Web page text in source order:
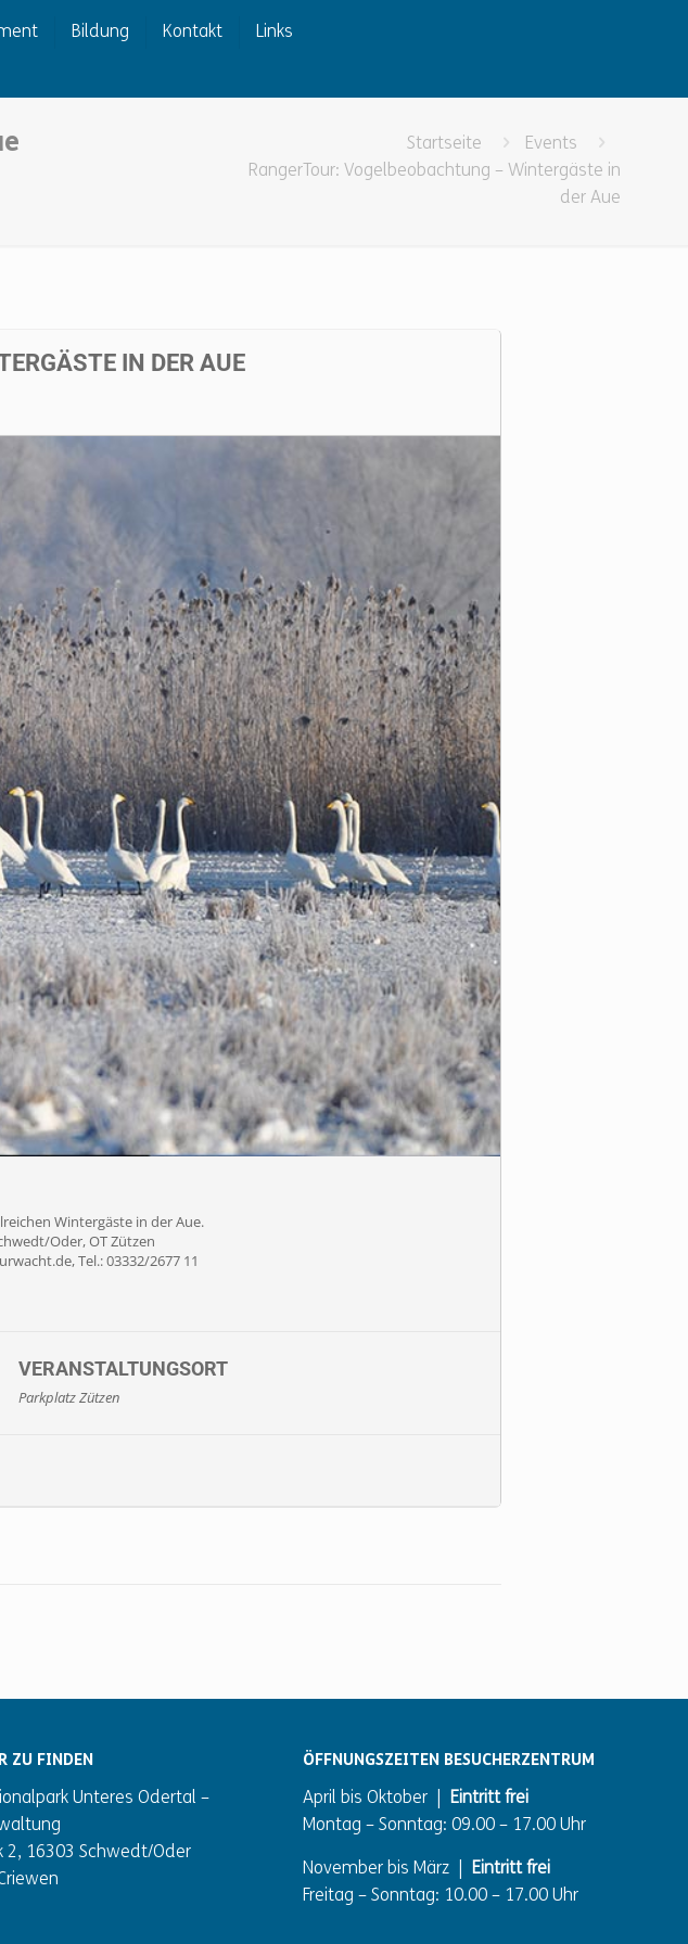
Bildung Kontakt Links
Startseite
Events
RangerTour: Vogelbeobachtung – Wintergäste in
der Aue
IN DER AUE
Wintergäste in der Aue.
Oder, OT Zützen
Tel.: 03332/2677 11
VERANSTALTUNGSORT
Parkplatz Zützen
ZU FINDEN
Unteres Odertal –
2, 16303 Schwedt/Oder
ÖFFNUNGSZEITEN BESUCHERZENTRUM
April bis Oktober |
Eintritt frei
Montag – Sonntag: 09.00 – 17.00 Uhr
November bis März |
Eintritt frei
Freitag – Sonntag: 10.00 – 17.00 Uhr